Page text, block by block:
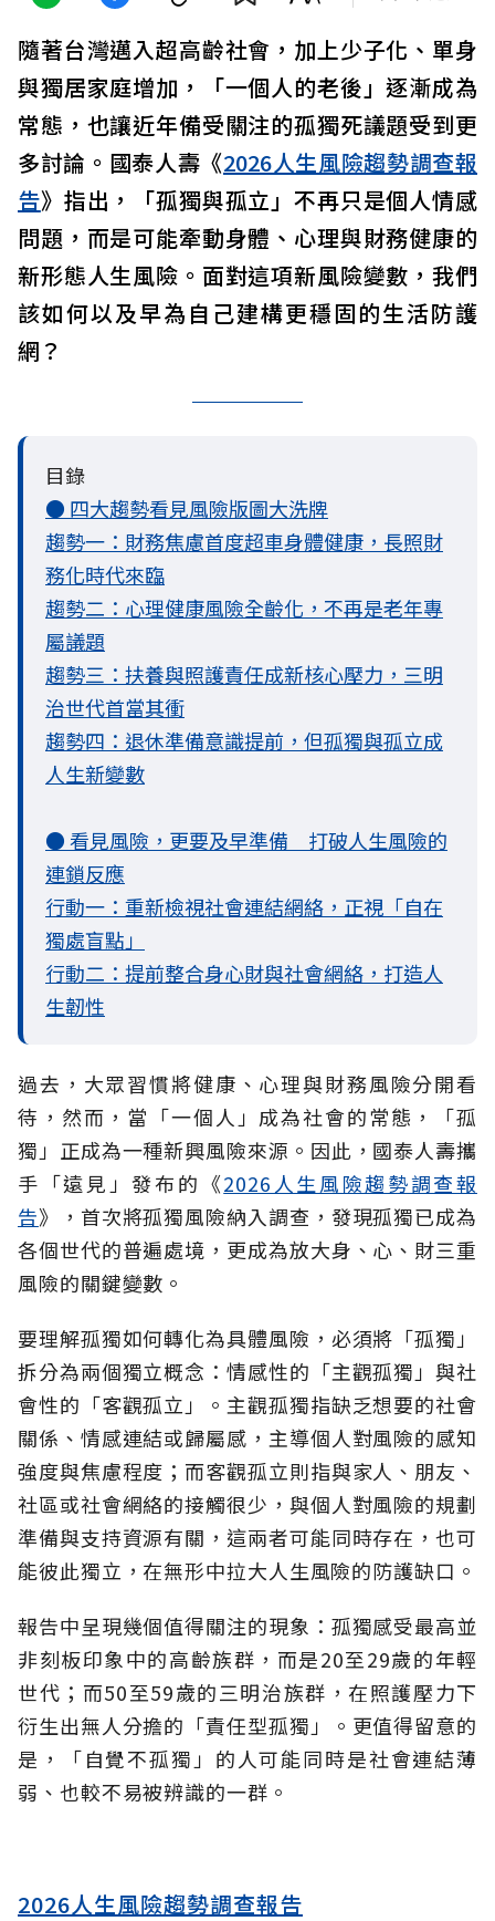
隨著台灣邁入超高齡社會，加上少子化、單身
與獨居家庭增加，「一個人的老後」逐漸成為
常態，也讓近年備受關注的孤獨死議題受到更
多討論。國泰人壽《2026人生風險趨勢調查報
告》指出，「孤獨與孤立」不再只是個人情感
問題，而是可能牽動身體、心理與財務健康的
新形態人生風險。面對這項新風險變數，我們
該如何以及早為自己建構更穩固的生活防護
網？
目錄
● 四大趨勢看見風險版圖大洗牌
趨勢一：財務焦慮首度超車身體健康，長照財
務化時代來臨
趨勢二：心理健康風險全齡化，不再是老年專
屬議題
趨勢三：扶養與照護責任成新核心壓力，三明
治世代首當其衝
趨勢四：退休準備意識提前，但孤獨與孤立成
人生新變數
● 看見風險，更要及早準備 打破人生風險的
連鎖反應
行動一：重新檢視社會連結網絡，正視「自在
獨處盲點」
行動二：提前整合身心財與社會網絡，打造人
生韌性
過去，大眾習慣將健康、心理與財務風險分開看
待，然而，當「一個人」成為社會的常態，「孤
獨」正成為一種新興風險來源。因此，國泰人壽攜
手「遠見」發布的《2026人生風險趨勢調查報
告》，首次將孤獨風險納入調查，發現孤獨已成為
各個世代的普遍處境，更成為放大身、心、財三重
風險的關鍵變數。
要理解孤獨如何轉化為具體風險，必須將「孤獨」
拆分為兩個獨立概念：情感性的「主觀孤獨」與社
會性的「客觀孤立」。主觀孤獨指缺乏想要的社會
關係、情感連結或歸屬感，主導個人對風險的感知
強度與焦慮程度；而客觀孤立則指與家人、朋友、
社區或社會網絡的接觸很少，與個人對風險的規劃
準備與支持資源有關，這兩者可能同時存在，也可
能彼此獨立，在無形中拉大人生風險的防護缺口。
報告中呈現幾個值得關注的現象：孤獨感受最高並
非刻板印象中的高齡族群，而是20至29歲的年輕
世代；而50至59歲的三明治族群，在照護壓力下
衍生出無人分擔的「責任型孤獨」。更值得留意的
是，「自覺不孤獨」的人可能同時是社會連結薄
弱、也較不易被辨識的一群。
2026人生風險趨勢調查報告